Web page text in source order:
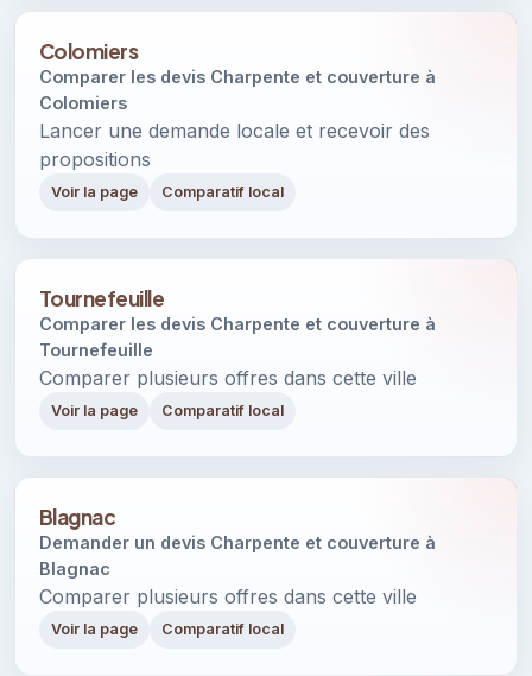
Colomiers
Comparer les devis Charpente et couverture à
Colomiers
Lancer une demande locale et recevoir des
propositions
Voir la page Comparatif local
Tournefeuille
Comparer les devis Charpente et couverture à
Tournefeuille
Comparer plusieurs offres dans cette ville
Voir la page Comparatif local
Blagnac
Demander un devis Charpente et couverture à
Blagnac
Comparer plusieurs offres dans cette ville
Voir la page Comparatif local